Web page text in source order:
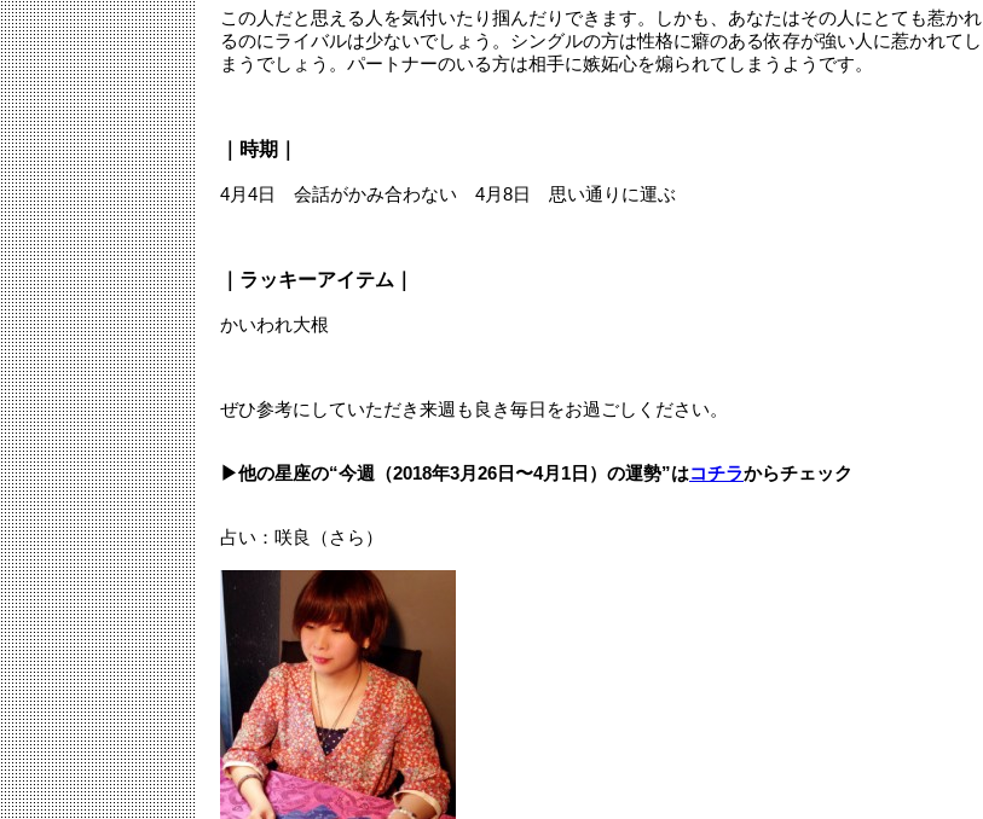
この人だと思える人を気付いたり掴んだりできます。しかも、あなたはその人にとても惹かれ
るのにライバルは少ないでしょう。シングルの方は性格に癖のある依存が強い人に惹かれてし
まうでしょう。パートナーのいる方は相手に嫉妬心を煽られてしまうようです。
｜時期｜
4月4日 会話がかみ合わない 4月8日 思い通りに運ぶ
｜ラッキーアイテム｜
かいわれ大根
ぜひ参考にしていただき来週も良き毎日をお過ごしください。
▶︎他の星座の“今週（2018年3月26日〜4月1日）の運勢”はコチラからチェック
占い：咲良（さら）